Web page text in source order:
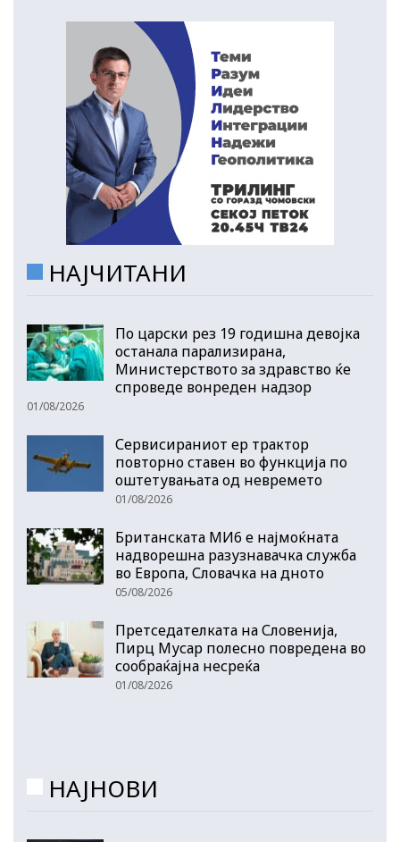
НАЈЧИТАНИ
По царски рез 19 годишна девојка
останала парализирана,
Министерството за здравство ќе
спроведе вонреден надзор
01/08/2026
Сервисираниот ер трактор
повторно ставен во функција по
оштетувањата од невремето
01/08/2026
Британската МИ6 е најмоќната
надворешна разузнавачка служба
во Европа, Словачка на дното
05/08/2026
Претседателката на Словенија,
Пирц Мусар полесно повредена во
сообраќајна несреќа
01/08/2026
НАЈНОВИ